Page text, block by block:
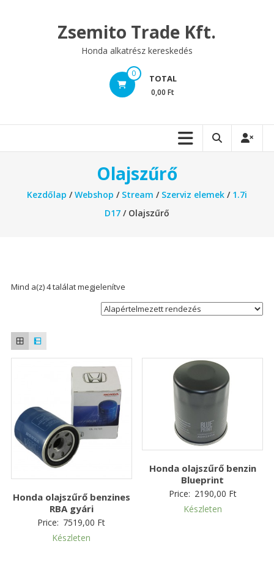
Zsemito Trade Kft.
Honda alkatrész kereskedés
0 TOTAL
0,00 Ft
Olajszűrő
Kezdőlap /Webshop / Stream / Szerviz elemek/ 1.7i
D17/ Olajszűrő
Mind a(z) 4 találat megjelenítve
Honda olajszűrő benzines
RBA gyári
Price: 7519,00 Ft
Készleten
Honda olajszűrő benzin
Blueprint
Price: 2190,00 Ft
Készleten